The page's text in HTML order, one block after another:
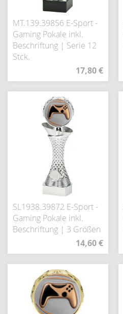
MT.139.39856 E-Sport -
Gaming Pokale inkl.
Beschriftung | Serie 12
Stck.
17,80 €
SL1938.39872 E-Sport -
Gaming Pokale inkl.
Beschriftung | 3 Größen
14,60 €